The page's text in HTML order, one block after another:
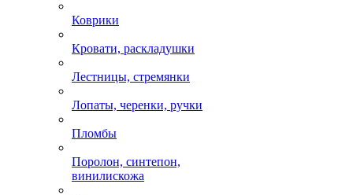
Коврики
Кровати, раскладушки
Лестницы, стремянки
Лопаты, черенки, ручки
Пломбы
Поролон, синтепон,
винилискожа